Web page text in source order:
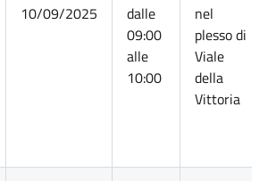
10/09/2025
dalle
09:00
alle
10:00
nel
plesso di
Viale
della
Vittoria